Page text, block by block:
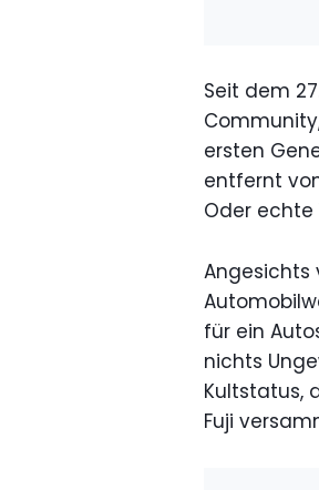
Seit dem
ersten
entfernt
Oder
Angesichts
für ein
nichts
Kultstatus,
Fuji